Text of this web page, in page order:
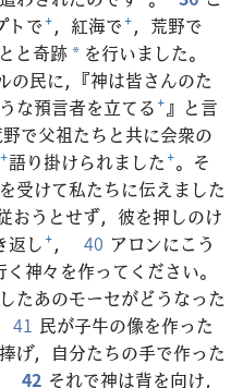
トで+，紅海で+，荒野で
と奇跡 * を行いました。
民に，『神は皆さんのた
な預言者を立てる+』と言
で父祖たちと共に会衆の
+語り掛けられました+。そ
受けて私たちに伝えました
おうとせず，彼を押しのけ
返し+， 40 アロンにこう
神々を作ってください。
たあのモーセがどうなった
41 民が子牛の像を作った
げ，自分たちの手で作った
42 それで神は背を向け，